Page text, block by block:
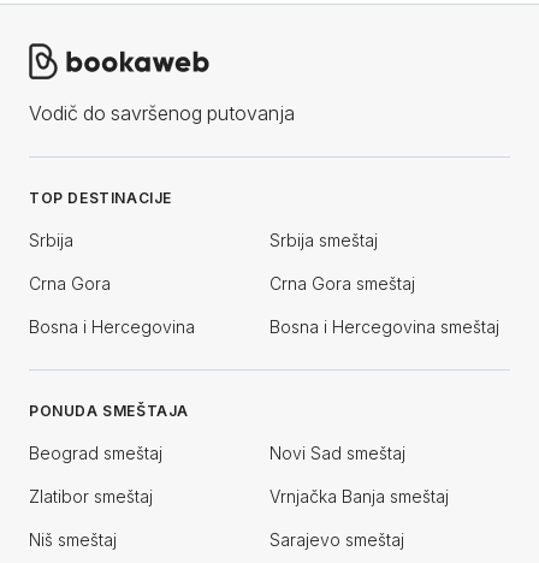
Vodič do savršenog putovanja
TOP DESTINACIJE
Srbija Srbija smeštaj
Crna Gora Crna Gora smeštaj
Bosna i Hercegovina Bosna i Hercegovina smeštaj
PONUDA SMEŠTAJA
Beograd smeštaj Novi Sad smeštaj
Zlatibor smeštaj Vrnjačka Banja smeštaj
Niš smeštaj Sarajevo smeštaj